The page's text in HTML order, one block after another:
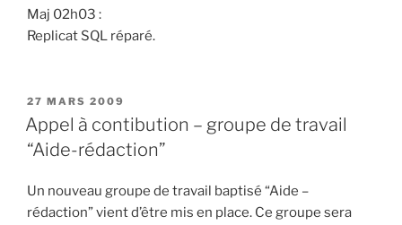
Maj 02h03 :
Replicat SQL réparé.
PUBLIÉ
LE
27 MARS 2009
Appel à contibution – groupe de travail
“Aide-rédaction”
Un nouveau groupe de travail baptisé “Aide –
rédaction” vient d’être mis en place. Ce groupe sera